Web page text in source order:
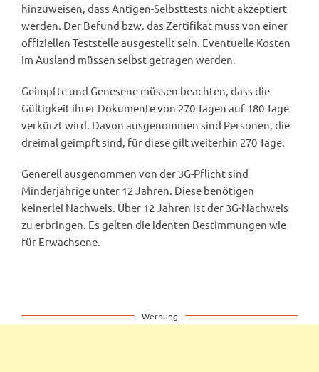
hinzuweisen, dass Antigen-Selbsttests nicht akzeptiert
werden. Der Befund bzw. das Zertifikat muss von einer
offiziellen Teststelle ausgestellt sein. Eventuelle Kosten
im Ausland müssen selbst getragen werden.
Geimpfte und Genesene müssen beachten, dass die
Gültigkeit ihrer Dokumente von 270 Tagen auf 180 Tage
verkürzt wird. Davon ausgenommen sind Personen, die
dreimal geimpft sind, für diese gilt weiterhin 270 Tage.
Generell ausgenommen von der 3G-Pflicht sind
Minderjährige unter 12 Jahren. Diese benötigen
keinerlei Nachweis. Über 12 Jahren ist der 3G-Nachweis
zu erbringen. Es gelten die identen Bestimmungen wie
für Erwachsene.
Werbung